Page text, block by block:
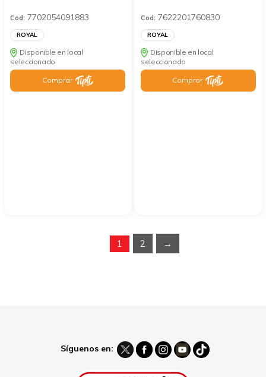
Cod: 7702054091883
ROYAL
Disponible en local
seleccionado
Comprar
Cod: 7622201760830
ROYAL
Disponible en local
seleccionado
Comprar
1 2 →
Síguenos en: